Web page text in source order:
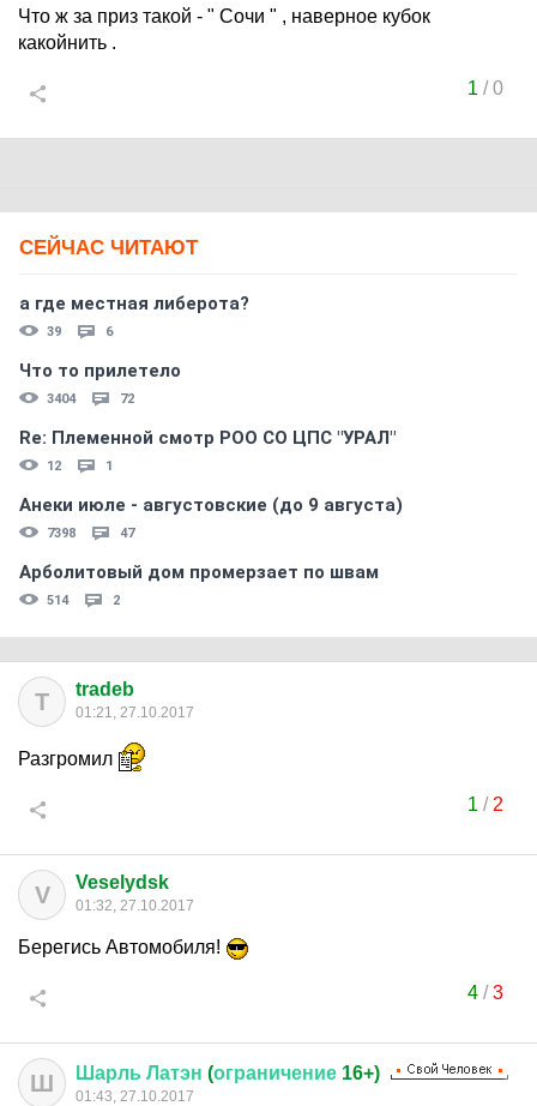
Что ж за приз такой - " Сочи " , наверное кубок
какойнить .
1 /0
СЕЙЧАС ЧИТАЮТ
а где местная либерота?
39 6
Что то прилетело
3404 72
Re: Племеннoй смoтр РOO CO ЦПС "УРАЛ"
12 1
Анеки июле - августовские (до 9 августа)
7398 47
Арболитовый дом промерзает по швам
514 2
T tradeb
01:21, 27.10.2017
Разгромил
1 / 2
V Veselydsk
01:32, 27.10.2017
Берегись Автомобиля!
4/3
Ш Шарль Латэн (ограничение 16+)
01:43, 27.10.2017